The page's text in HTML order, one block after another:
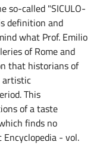
so-called "SICULO-
definition and
what Prof. Emilio
of Rome and
that historians of
artistic
This
of a taste
finds no
Encyclopedia - vol.